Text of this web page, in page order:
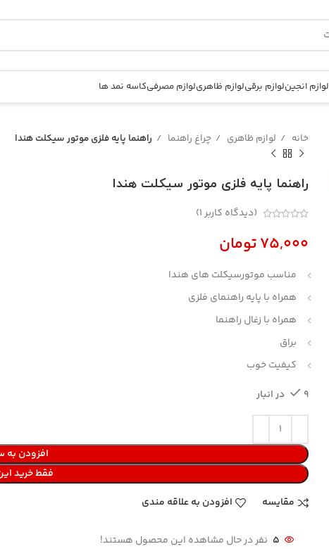
لوازم انجینلوازم برقیلوازم ظاهریلوازم مصرفیکاسه نمد ها
خانه لوازم ظاهری چراغ راهنما راهنما پایه فلزی موتور سیکلت هندا
راهنما پایه فلزی موتور سیکلت هندا
(دیدگاه کاربر1
)
تومان
مناسب موتورسیکلت های هندا
همراه با پایه راهنمای فلزی
همراه با زغال راهنما
براق
کیفیت خوب
9 در انبار
افزودن به
فقط خرید
مقایسه
افزودن به علاقه مندی
5 نفر در حال مشاهده این محصول هستند!